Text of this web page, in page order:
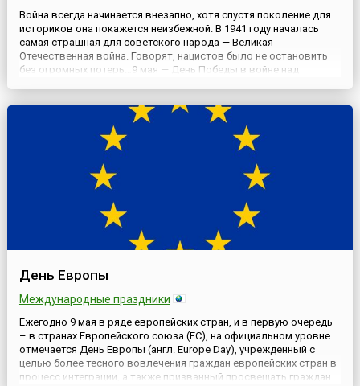
Война всегда начинается внезапно, хотя спустя поколение для
историков она покажется неизбежной. В 1941 году началась
самая страшная для советского народа — Великая
Отечественная война. Говорят, нацистов было не остановить
без огромных потерь…9 мая — День Победы в войне над
День Европы
Международные праздники
Ежегодно 9 мая в ряде европейских стран, и в первую очередь
– в странах Европейского союза (ЕС), на официальном уровне
отмечается День Европы (англ. Europe Day), учрежденный с
целью более тесного вовлечения граждан европейских стран в
процесс интеграции, а также призванный просвещать граждан